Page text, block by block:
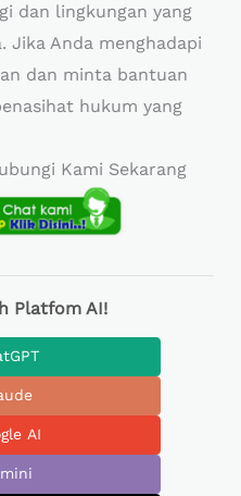
dan lingkungan yang
Anda menghadapi
dan minta bantuan
hukum yang
Kami Sekarang
Platfom AI!
AI